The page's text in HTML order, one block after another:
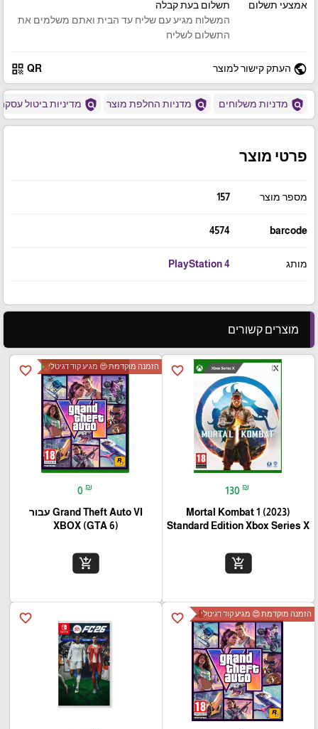
אמצעי תשלום
תשלום בעת קבלה
המשלוח מגיע עם שליח עד הבית ואתם משלמים את
התשלום לשליח
public העתק קישור למוצר QR
qr_code
policy מדניות משלוחים policy מדניות החלפת מוצר policy מדיניות ביטול
פרטי מוצר
מספר מוצר 157
barcode
4574
מותג PlayStation 4
מוצרים קשורים
favorite_border
130 ₪
Mortal Kombat 1 (2023)
Standard Edition Xbox Series X
add_shopping_cart
favorite_border הזמנה מוקדמת 😍 מגיע קוד דגיטלי
0 ₪
Grand Theft Auto VI עבור
(XBOX (GTA 6
add_shopping_cart
favorite_border הזמנה מוקדמת 😍 מגיע קוד דגיטלי favorite_border